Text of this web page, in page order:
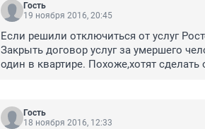
Гость
19 ноября 2016, 20:45
Если решили отключиться от услуг
Закрыть договор услуг за умершего
один в квартире. Похоже,хотят
Гость
18 ноября 2016, 12:33